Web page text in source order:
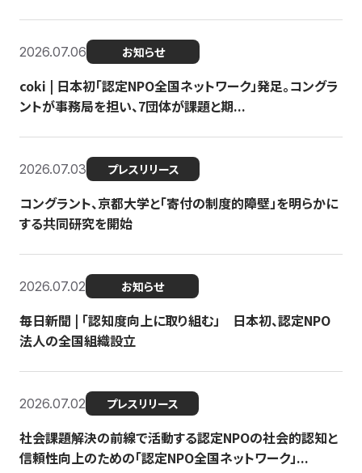
2026.07.06 お知らせ
coki | 日本初「認定NPO全国ネットワーク」発足。コングラ
ントが事務局を担い、7団体が課題と期...
2026.07.03 プレスリリース
コングラント、京都大学と「寄付の制度的障壁」を明らかに
する共同研究を開始
2026.07.02 お知らせ
毎日新聞 | 「認知度向上に取り組む」 日本初、認定NPO
法人の全国組織設立
2026.07.02 プレスリリース
社会課題解決の前線で活動する認定NPOの社会的認知と
信頼性向上のための「認定NPO全国ネットワーク」...